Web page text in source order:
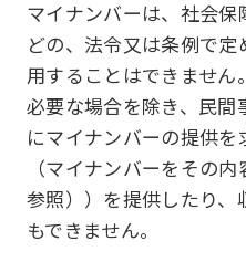
マイナンバーは、社会
どの、法令又は条例で
用することはできませ
必要な場合を除き、民
にマイナンバーの提供
（マイナンバーをその
参照））を提供したり、
もできません。